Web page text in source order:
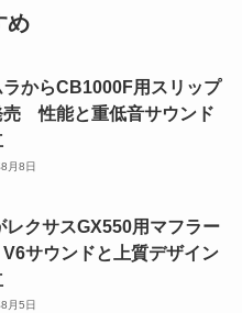
め
ラからCB1000F用スリップ
売 性能と重低音サウンド
月8日
レクサスGX550用マフラー
サウンドと上質デザイン
月5日